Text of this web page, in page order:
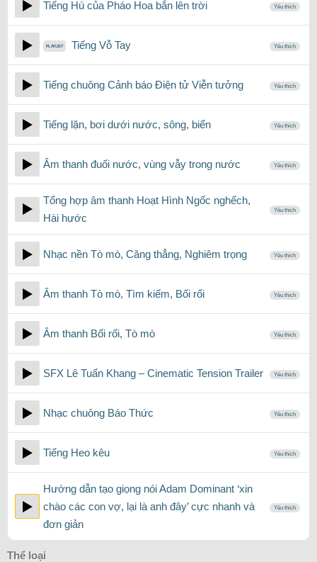
Tiếng Hú của Pháo Hoa bắn lên trời Yêu thích
Tiếng Vỗ Tay Yêu thích
Tiếng chuông Cảnh báo Điện tử Viễn tưởng Yêu thích
Tiếng lặn, bơi dưới nước, sông, biển Yêu thích
Âm thanh đuối nước, vùng vẫy trong nước Yêu thích
Tổng hợp âm thanh Hoạt Hình Ngốc nghếch,
Hài hước
Yêu thích
Nhạc nền Tò mò, Căng thẳng, Nghiêm trọng Yêu thích
Âm thanh Tò mò, Tìm kiếm, Bối rối Yêu thích
Âm thanh Bối rối, Tò mò Yêu thích
SFX Lê Tuấn Khang – Cinematic Tension Trailer Yêu thích
Nhạc chuông Báo Thức Yêu thích
Tiếng Heo kêu Yêu thích
Hướng dẫn tạo giọng nói Adam Dominant ‘xin
chào các con vợ, lại là anh đây’ cực nhanh và
đơn giản
Yêu thích
Thể loại